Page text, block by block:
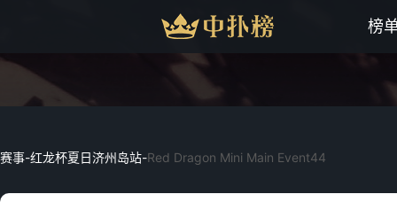
榜
赛事-红龙杯夏日济州岛站-Red Dragon Mini Main Event44